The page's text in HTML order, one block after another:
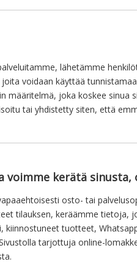
lähetämme
voidaan käyttää
määritelmä, joka koskee
tai yhdistetty siten, että
kerätä sinusta,
osto- tai
tilauksen, keräämme
kiinnostuneet tuotteet,
tarjottuja online-